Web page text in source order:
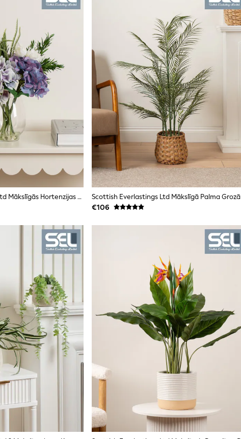
Scottish Everlastings Ltd Mākslīgās Hortenzijas Stikla Vāzē
Scottish Everlastings Ltd Mākslīgā Palma Grozā
€106